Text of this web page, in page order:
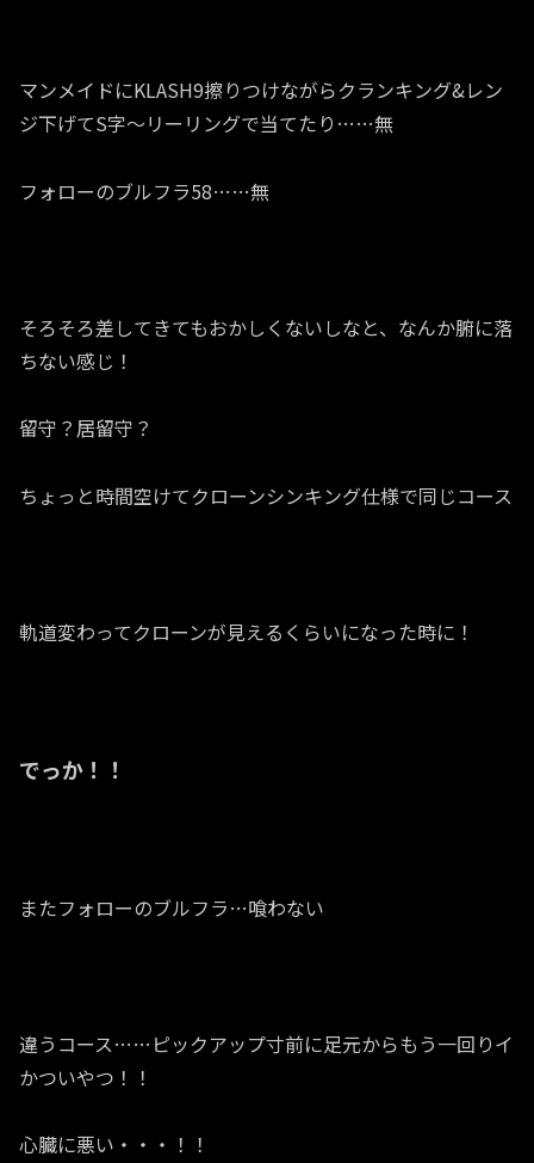
マンメイドにKLASH9擦りつけながらクランキング&レン
ジ下げてS字～リーリングで当てたり……無
フォローのブルフラ58……無
そろそろ差してきてもおかしくないしなと、なんか腑に落
ちない感じ！
留守？居留守？
ちょっと時間空けてクローンシンキング仕様で同じコース
軌道変わってクローンが見えるくらいになった時に！
でっか！！
またフォローのブルフラ…喰わない
違うコース……ピックアップ寸前に足元からもう一回りイ
かついやつ！！
心臓に悪い・・・！！